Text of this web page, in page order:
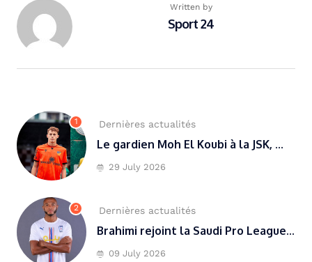
Written by
Sport 24
1 Dernières actualités
Le gardien Moh El Koubi à la JSK, ...
29 July 2026
2 Dernières actualités
Brahimi rejoint la Saudi Pro League...
09 July 2026